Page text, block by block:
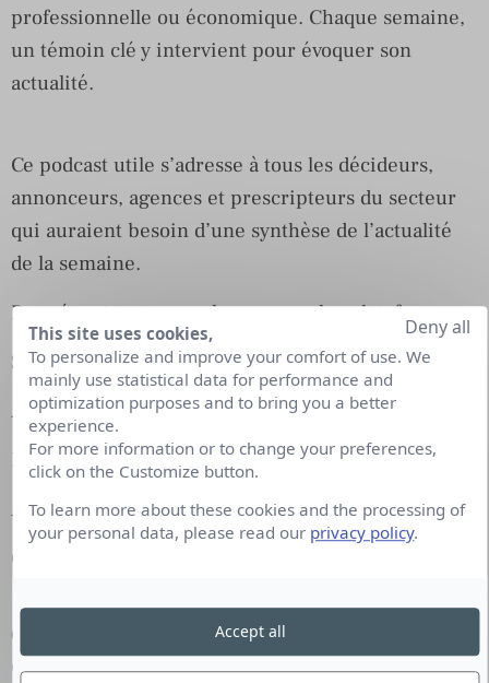
professionnelle ou économique. Chaque semaine,
un témoin clé y intervient pour évoquer son
actualité.
Ce podcast utile s’adresse à tous les décideurs,
annonceurs, agences et prescripteurs du secteur
qui auraient besoin d’une synthèse de l’actualité
de la semaine.
Pour écouter et vous abonner sur les plateformes :
Spotify
Apple Podcasts
Deezer
Amazon Music
Google Podcasts
Co-production OFFREMEDIA
Cision, éclaireur de Marques.
This site uses cookies,
To personalize and improve your comfort of use. We
mainly use statistical data for performance and
optimization purposes and to bring you a better
experience.
For more information or to change your preferences,
click on the Customize button.
To learn more about these cookies and the processing of
your personal data, please read our privacy policy.
Deny all
Accept all